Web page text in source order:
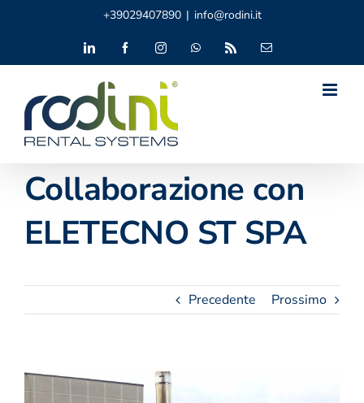
+39029407890 | info@rodini.it
LinkedIn FacebookInstagramWhatsApp Email
Collaborazione con
ELETECNO ST SPA
Precedente Prossimo